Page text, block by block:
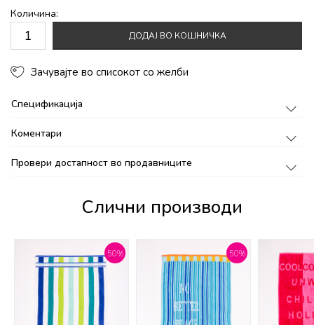
Количина:
ДОДАЈ ВО КОШНИЧКА
Зачувајте во списокот со желби
Спецификација
Коментари
Провери достапност во продавниците
Слични производи
50% 50%